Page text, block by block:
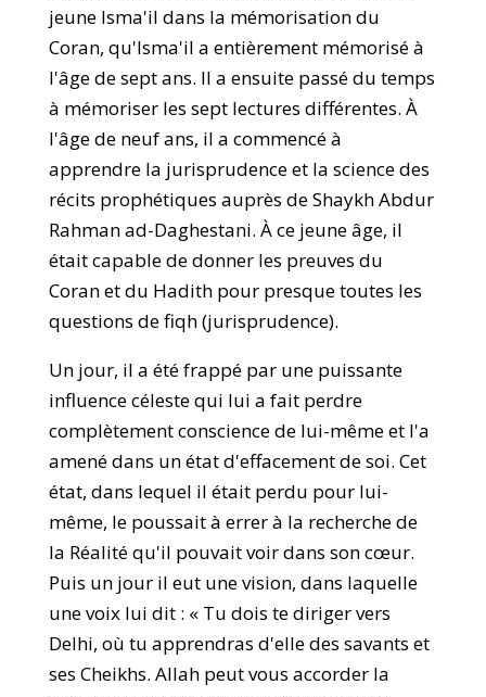
jeune Isma'il dans la mémorisation du
Coran, qu'Isma'il a entièrement mémorisé à
l'âge de sept ans. Il a ensuite passé du temps
à mémoriser les sept lectures différentes. À
l'âge de neuf ans, il a commencé à
apprendre la jurisprudence et la science des
récits prophétiques auprès de Shaykh Abdur
Rahman ad-Daghestani. À ce jeune âge, il
était capable de donner les preuves du
Coran et du Hadith pour presque toutes les
questions de fiqh (jurisprudence).
Un jour, il a été frappé par une puissante
influence céleste qui lui a fait perdre
complètement conscience de lui-même et l'a
amené dans un état d'effacement de soi. Cet
état, dans lequel il était perdu pour lui-
même, le poussait à errer à la recherche de
la Réalité qu'il pouvait voir dans son cœur.
Puis un jour il eut une vision, dans laquelle
une voix lui dit : « Tu dois te diriger vers
Delhi, où tu apprendras d'elle des savants et
ses Cheikhs. Allah peut vous accorder la